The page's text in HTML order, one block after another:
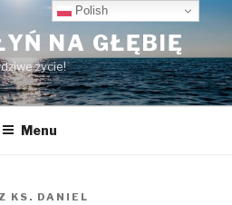
NA GŁĘBIĘ
życie!
Menu
KS. DANIEL
Polish